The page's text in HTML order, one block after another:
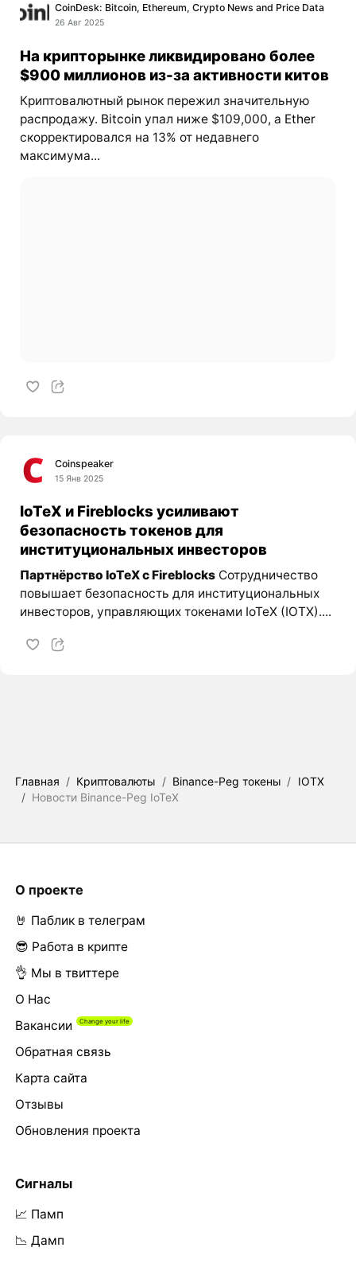
CoinDesk: Bitcoin, Ethereum, Crypto News and Price Data
26 Авг 2025
На крипторынке ликвидировано более
$900 миллионов из-за активности китов
Криптовалютный рынок пережил значительную
распродажу. Bitcoin упал ниже $109,000, а Ether
скорректировался на 13% от недавнего
максимума...
Coinspeaker
15 Янв 2025
IoTeX и Fireblocks усиливают
безопасность токенов для
институциональных инвесторов
Партнёрство IoTeX с FireblocksСотрудничество
повышает безопасность для институциональных
инвесторов, управляющих токенами IoTeX (IOTX)....
Главная / Криптовалюты / Binance-Peg токены / IOTX
/ Новости Binance-Peg IoTeX
О проекте
🤘 Паблик в телеграм
😎 Работа в крипте
👌 Мы в твиттере
О Нас
Вакансии
Обратная связь
Карта сайта
Отзывы
Обновления проекта
Сигналы
📈 Памп
📉 Дамп